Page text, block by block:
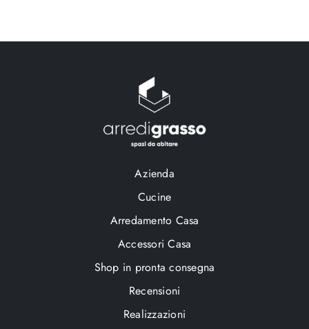
Azienda
Cucine
Arredamento Casa
Accessori Casa
Shop in pronta consegna
Recensioni
Realizzazioni